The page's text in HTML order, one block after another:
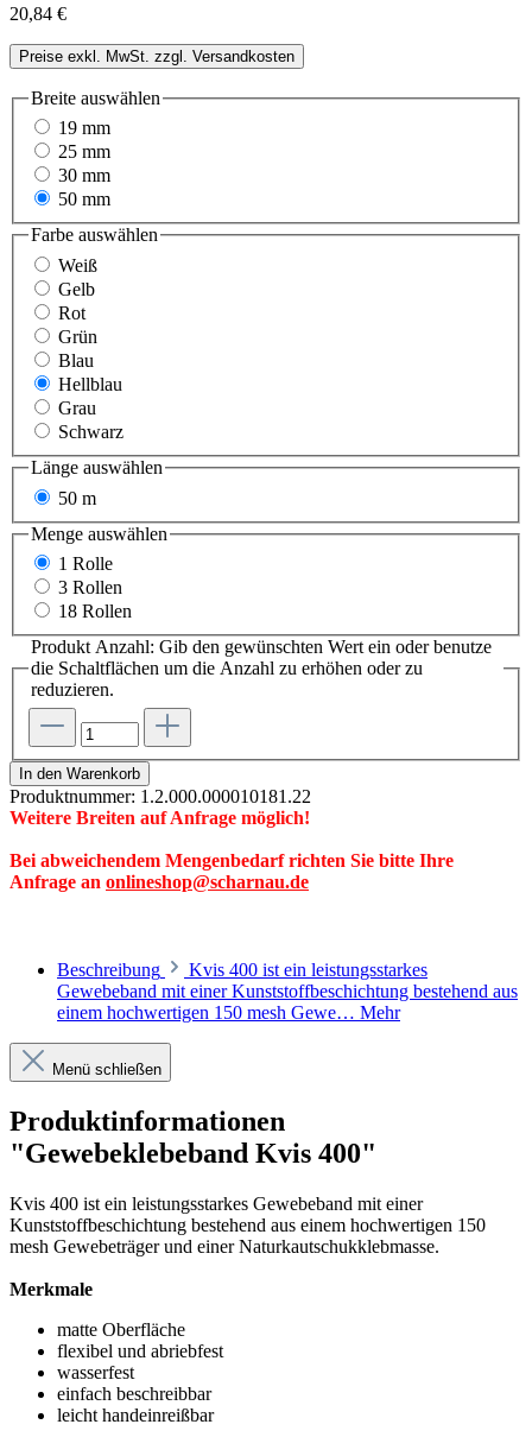
20,84 €
Preise exkl. MwSt. zzgl. Versandkosten
Breite auswählen
19 mm
25 mm
30 mm
50 mm
Farbe auswählen
Weiß
Gelb
Rot
Grün
Blau
Hellblau
Grau
Schwarz
Länge auswählen
50 m
Menge auswählen
1 Rolle
3 Rollen
18 Rollen
Produkt Anzahl: Gib den gewünschten Wert ein oder benutze
die Schaltflächen um die Anzahl zu erhöhen oder zu
reduzieren.
In den Warenkorb
Produktnummer: 1.2.000.000010181.22
Weitere Breiten auf Anfrage möglich!
Bei abweichendem Mengenbedarf richten Sie bitte Ihre
Anfrage an onlineshop@scharnau.de
Beschreibung
Kvis 400 ist ein leistungsstarkes
Gewebeband mit einer Kunststoffbeschichtung bestehend aus
einem hochwertigen 150 mesh Gewe… Mehr
Menü schließen
Produktinformationen
"Gewebeklebeband Kvis 400"
Kvis 400 ist ein leistungsstarkes Gewebeband mit einer
Kunststoffbeschichtung bestehend aus einem hochwertigen 150
mesh Gewebeträger und einer Naturkautschukklebmasse.
Merkmale
matte Oberfläche
flexibel und abriebfest
wasserfest
einfach beschreibbar
leicht handeinreißbar